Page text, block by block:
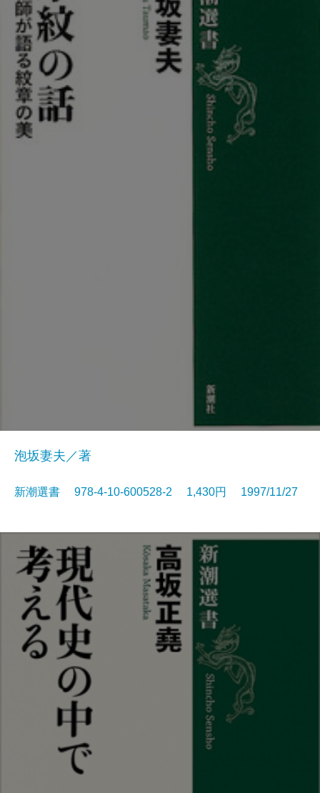
泡坂妻夫／著
新潮選書 978-4-10-600528-2 1,430円 1997/11/27